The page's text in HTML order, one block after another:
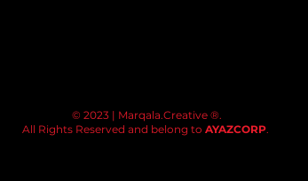
© 2023 | Marqala.Creative ®.
All Rights Reserved and belong to AYAZCORP.